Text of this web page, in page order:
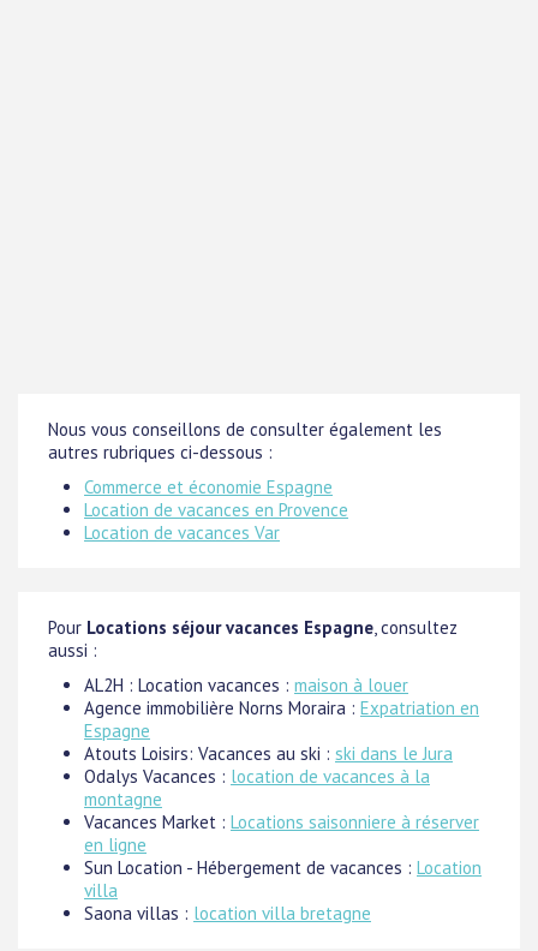
Nous vous conseillons de consulter également les
autres rubriques ci-dessous :
Commerce et économie Espagne
Location de vacances en Provence
Location de vacances Var
Pour Locations séjour vacances Espagne, consultez
aussi :
AL2H : Location vacances : maison à louer
Agence immobilière Norns Moraira : Expatriation en
Espagne
Atouts Loisirs: Vacances au ski : ski dans le Jura
Odalys Vacances : location de vacances à la
montagne
Vacances Market : Locations saisonniere à réserver
en ligne
Sun Location - Hébergement de vacances : Location
villa
Saona villas : location villa bretagne